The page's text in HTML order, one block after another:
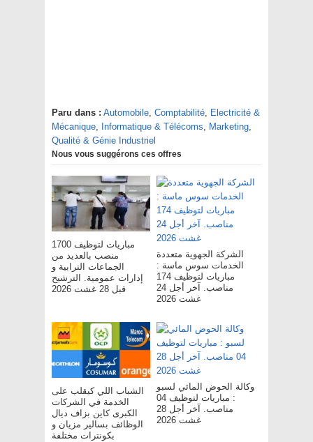
Paru dans : Automobile, Comptabilité, Electricité &
Mécanique, Informatique & Télécoms, Marketing,
Qualité & Génie Industriel
Nous vous suggérons ces offres
مباريات لتوظيف 1700
منصب بالعديد من
الجماعات الترابية و
إدارات عمومية. الترشيح
قبل 28 غشت 2026
الشركة الجهوية متعددة
الخدمات سوس ماسة :
مباريات لتوظيف 174
مناصب. آخر أجل 24
غشت 2026
الشباب اللي كيقلب على
الخدمة في الشركات
الكبرى كاين بزاف ديال
الوظائف بسالير مزيان و
بكونترات مختلفة
وكالة الحوض المائي لسبو
: مباريات لتوظيف 04
مناصب. آخر أجل 28
غشت 2026